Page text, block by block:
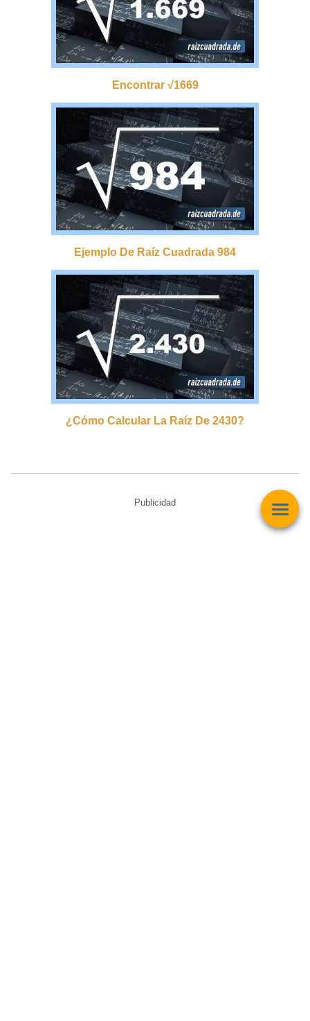
Encontrar √1669
Ejemplo De Raíz Cuadrada 984
¿cómo Calcular La Raíz De 2430?
Publicidad